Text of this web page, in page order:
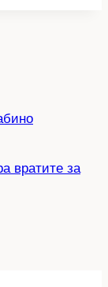
вратите за